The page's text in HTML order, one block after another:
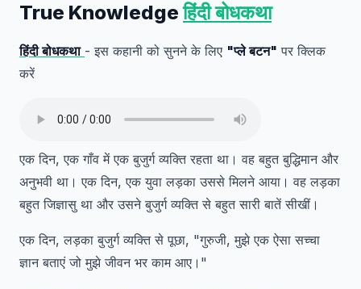
True Knowledgeहिंदी बोधकथा
हिंदी बोधकथा - इस कहानी को सुनने के लिए "प्ले बटन" पर क्लिक
करें
एक दिन, एक गाँव में एक बुजुर्ग व्यक्ति रहता था। वह बहुत बुद्धिमान और
अनुभवी था। एक दिन, एक युवा लड़का उससे मिलने आया। वह लड़का
बहुत जिज्ञासु था और उसने बुजुर्ग व्यक्ति से बहुत सारी बातें सीखीं।
एक दिन, लड़का बुजुर्ग व्यक्ति से पूछा, "गुरुजी, मुझे एक ऐसा सच्चा
ज्ञान बताएं जो मुझे जीवन भर काम आए।"